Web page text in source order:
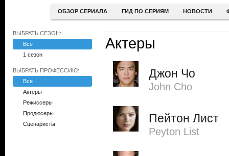
ОБЗОР СЕРИАЛА ГИД ПО СЕРИЯМ НОВОСТИ
ВЫБРАТЬ СЕЗОН:
Все
1 сезон
ВЫБРАТЬ ПРОФЕССИЮ:
Все
Актеры
Режиссеры
Продюсеры
Сценаристы
Актеры
Джон Чо
John Cho
Пейтон Лист
Peyton List